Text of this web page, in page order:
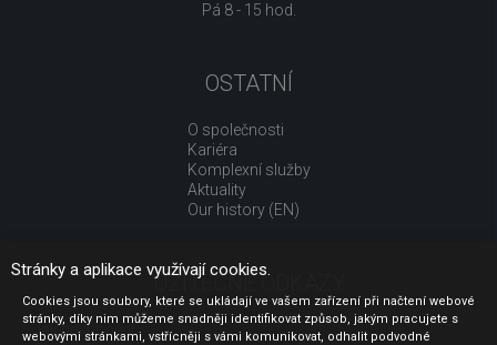
Pá 8 - 15 hod.
OSTATNÍ
O společnosti
Kariéra
Komplexní služby
Aktuality
Our history (EN)
UŽITEČNÉ ODKAZY
Jak nakupovat
Stránky a aplikace využívají cookies.
Cookies jsou soubory, které se ukládají ve vašem zařízení při načtení webové
stránky, díky nim můžeme snadněji identifikovat způsob, jakým pracujete s
webovými stránkami, vstřícněji s vámi komunikovat, odhalit podvodné